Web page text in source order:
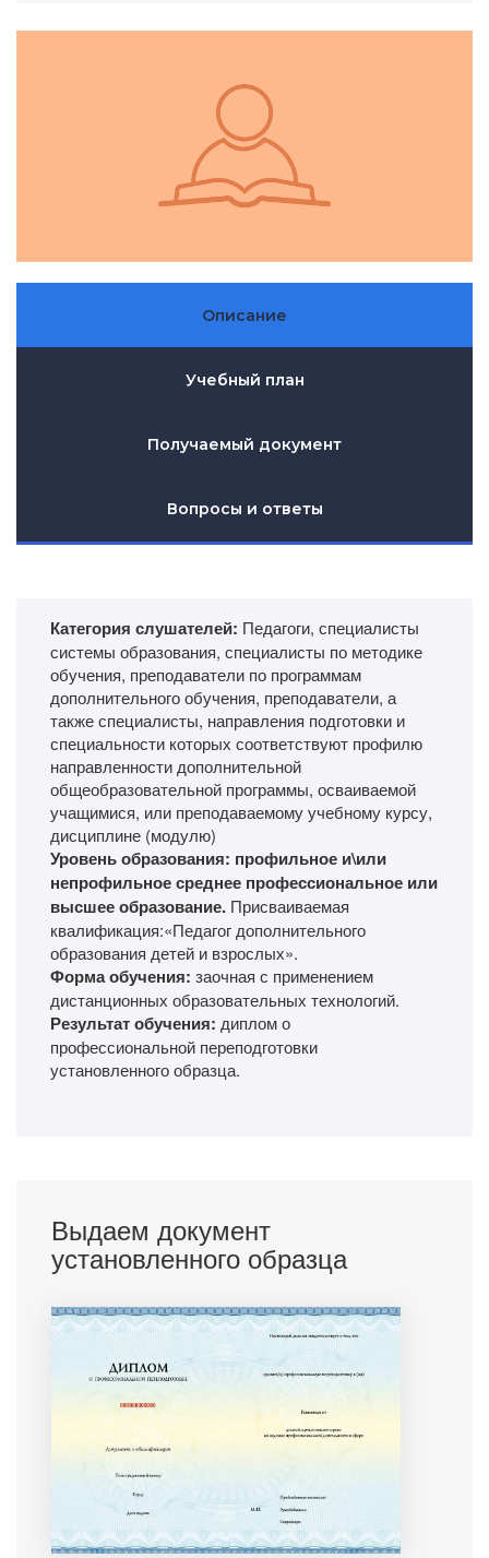
Описание
Учебный план
Получаемый документ
Вопросы и ответы
Категория слушателей: Педагоги, специалисты
системы образования, специалисты по методике
обучения, преподаватели по программам
дополнительного обучения, преподаватели, а
также специалисты, направления подготовки и
специальности которых соответствуют профилю
направленности дополнительной
общеобразовательной программы, осваиваемой
учащимися, или преподаваемому учебному курсу,
дисциплине (модулю)
Уровень образования: профильное и\или
непрофильное среднее профессиональное или
высшее образование. Присваиваемая
квалификация:«Педагог дополнительного
образования детей и взрослых».
Форма обучения: заочная с применением
дистанционных образовательных технологий.
Результат обучения: диплом о
профессиональной переподготовки
установленного образца.
Выдаем документ
установленного образца